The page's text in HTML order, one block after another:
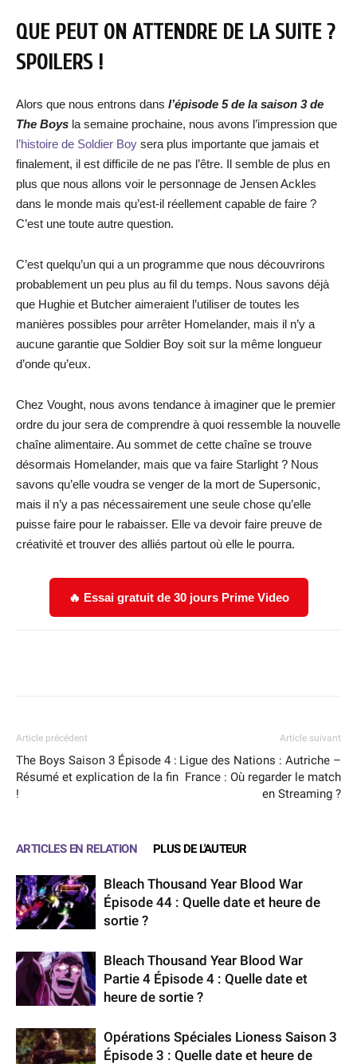
QUE PEUT ON ATTENDRE DE LA SUITE ?
SPOILERS !
Alors que nous entrons dans l’épisode 5 de la saison 3 de
The Boys la semaine prochaine, nous avons l’impression que
l’histoire de Soldier Boy sera plus importante que jamais et
finalement, il est difficile de ne pas l’être. Il semble de plus en
plus que nous allons voir le personnage de Jensen Ackles
dans le monde mais qu’est-il réellement capable de faire ?
C’est une toute autre question.
C’est quelqu’un qui a un programme que nous découvrirons
probablement un peu plus au fil du temps. Nous savons déjà
que Hughie et Butcher aimeraient l’utiliser de toutes les
manières possibles pour arrêter Homelander, mais il n’y a
aucune garantie que Soldier Boy soit sur la même longueur
d’onde qu’eux.
Chez Vought, nous avons tendance à imaginer que le premier
ordre du jour sera de comprendre à quoi ressemble la nouvelle
chaîne alimentaire. Au sommet de cette chaîne se trouve
désormais Homelander, mais que va faire Starlight ? Nous
savons qu’elle voudra se venger de la mort de Supersonic,
mais il n’y a pas nécessairement une seule chose qu’elle
puisse faire pour le rabaisser. Elle va devoir faire preuve de
créativité et trouver des alliés partout où elle le pourra.
🔥 Essai gratuit de 30 jours Prime Video
Article précédent
The Boys Saison 3 Épisode 4 :
Résumé et explication de la fin
!
Article suivant
Ligue des Nations : Autriche –
France : Où regarder le match
en Streaming ?
ARTICLES EN RELATION PLUS DE L'AUTEUR
Bleach Thousand Year Blood War
Épisode 44 : Quelle date et heure de
sortie ?
Bleach Thousand Year Blood War
Partie 4 Épisode 4 : Quelle date et
heure de sortie ?
Opérations Spéciales Lioness Saison 3
Épisode 3 : Quelle date et heure de